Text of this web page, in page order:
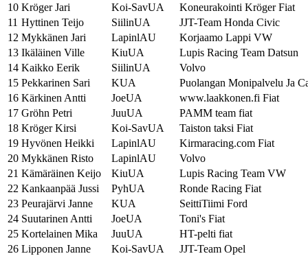
10 Kröger Jari Koi-SavUA
Koneurakointi Kröger Fiat
11 Hyttinen Teijo SiilinUA
JJT-Team Honda Civic
12 Mykkänen Jari LapinlAU
Korjaamo Lappi VW
13 Ikäläinen Ville KiuUA
Lupis Racing Team Datsun
14 Kaikko Eerik SiilinUA
Volvo
15 Pekkarinen Sari KUA
Puolangan Monipalvelu Ja
16 Kärkinen Antti JoeUA
www.laakkonen.fi Fiat
17 Gröhn Petri JuuUA
PAMM team fiat
18 Kröger Kirsi Koi-SavUA
Taiston taksi Fiat
19 Hyvönen Heikki LapinlAU
Kirmaracing.com Fiat
20 Mykkänen Risto LapinlAU
Volvo
21 Kämäräinen Keijo KiuUA
Lupis Racing Team VW
22 Kankaanpää Jussi PyhUA
Ronde Racing Fiat
23 Peurajärvi Janne KUA
SeittiTiimi Ford
24 Suutarinen Antti JoeUA
Toni's Fiat
25 Kortelainen Mika JuuUA
HT-pelti fiat
26 Lipponen Janne Koi-SavUA
JJT-Team Opel